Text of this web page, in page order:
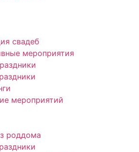
свадеб
мероприятия
мероприятий
роддома